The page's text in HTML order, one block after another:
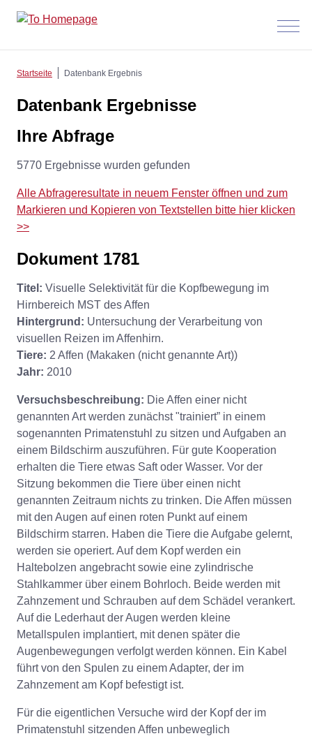
Menü
Startseite Datenbank Ergebnis
Datenbank Ergebnisse
Ihre Abfrage
5770 Ergebnisse wurden gefunden
Alle Abfrageresultate in neuem Fenster öffnen und zum
Markieren und Kopieren von Textstellen bitte hier klicken
>>
Dokument 1781
Titel: Visuelle Selektivität für die Kopfbewegung im
Hirnbereich MST des Affen
Hintergrund: Untersuchung der Verarbeitung von
visuellen Reizen im Affenhirn.
Tiere: 2 Affen (Makaken (nicht genannte Art))
Jahr: 2010
Versuchsbeschreibung: Die Affen einer nicht
genannten Art werden zunächst "trainiert” in einem
sogenannten Primatenstuhl zu sitzen und Aufgaben an
einem Bildschirm auszuführen. Für gute Kooperation
erhalten die Tiere etwas Saft oder Wasser. Vor der
Sitzung bekommen die Tiere über einen nicht
genannten Zeitraum nichts zu trinken. Die Affen müssen
mit den Augen auf einen roten Punkt auf einem
Bildschirm starren. Haben die Tiere die Aufgabe gelernt,
werden sie operiert. Auf dem Kopf werden ein
Haltebolzen angebracht sowie eine zylindrische
Stahlkammer über einem Bohrloch. Beide werden mit
Zahnzement und Schrauben auf dem Schädel verankert.
Auf die Lederhaut der Augen werden kleine
Metallspulen implantiert, mit denen später die
Augenbewegungen verfolgt werden können. Ein Kabel
führt von den Spulen zu einem Adapter, der im
Zahnzement am Kopf befestigt ist.
Für die eigentlichen Versuche wird der Kopf der im
Primatenstuhl sitzenden Affen unbeweglich